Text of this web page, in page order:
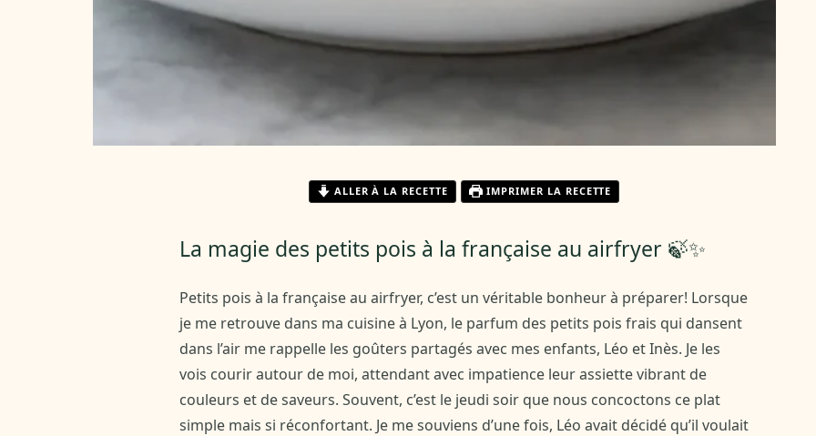
ALLER À LA RECETTE IMPRIMER LA RECETTE
La magie des petits pois à la française au airfryer 🍃✨
Petits pois à la française au airfryer, c’est un véritable bonheur à préparer! Lorsque
je me retrouve dans ma cuisine à Lyon, le parfum des petits pois frais qui dansent
dans l’air me rappelle les goûters partagés avec mes enfants, Léo et Inès. Je les
vois courir autour de moi, attendant avec impatience leur assiette vibrant de
couleurs et de saveurs. Souvent, c’est le jeudi soir que nous concoctons ce plat
simple mais si réconfortant. Je me souviens d’une fois, Léo avait décidé qu’il voulait